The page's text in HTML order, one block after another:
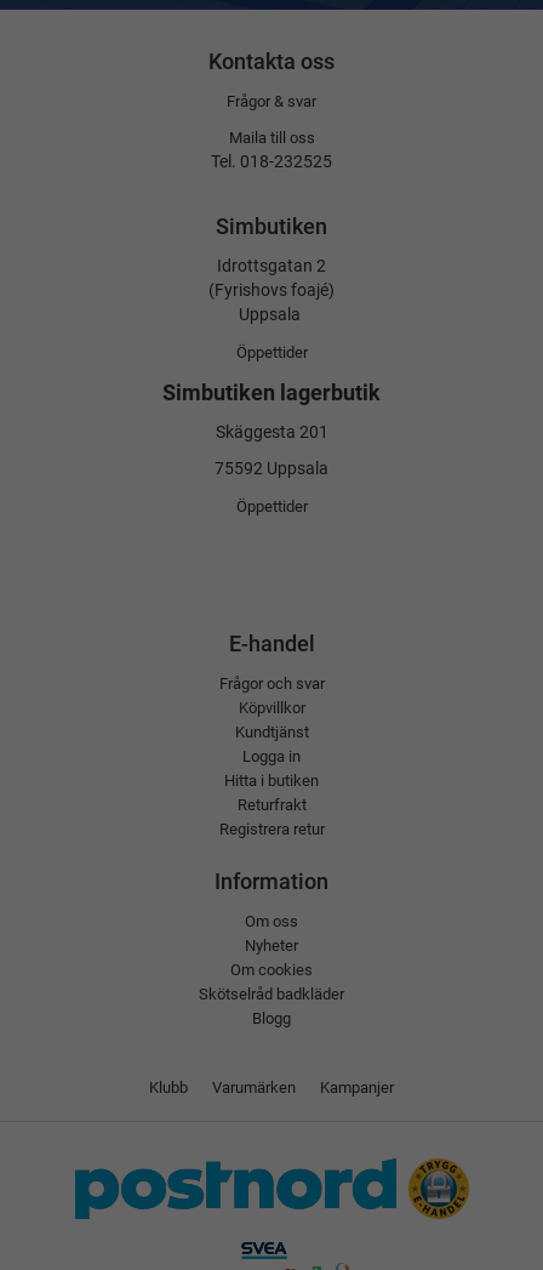
Kontakta oss
Frågor & svar
Maila till oss
Tel. 018-232525
Simbutiken
Idrottsgatan 2
(Fyrishovs foajé)
Uppsala
Öppettider
Simbutiken lagerbutik
Skäggesta 201
75592 Uppsala
Öppettider
E-handel
Frågor och svar
Köpvillkor
Kundtjänst
Logga in
Hitta i butiken
Returfrakt
Registrera retur
Information
Om oss
Nyheter
Om cookies
Skötselråd badkläder
Blogg
Klubb Varumärken Kampanjer